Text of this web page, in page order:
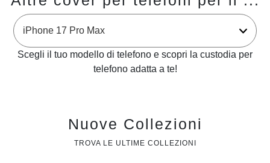
Scegli il tuo modello di telefono e scopri la custodia per
telefono adatta a te!
Nuove Collezioni
TROVA LE ULTIME COLLEZIONI